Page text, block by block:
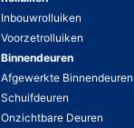
Inbouwrolluiken
Voorzetrolluiken
Binnendeuren
Afgewerkte Binnendeuren
Schuifdeuren
Onzichtbare Deuren